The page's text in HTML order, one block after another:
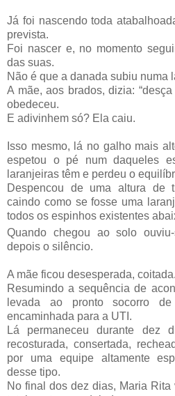
Já foi nascendo toda
prevista.
Foi nascer e, no momento
das suas.
Não é que a danada subiu numa
A mãe, aos brados, dizia:
obedeceu.
E adivinhem só? Ela caiu.
Isso mesmo, lá no galho mais
espetou o pé num daqueles
laranjeiras têm e perdeu o
Despencou de uma altura de
caindo como se fosse uma
todos os espinhos existentes
Quando chegou ao solo
depois o silêncio.
A mãe ficou desesperada,
Resumindo a sequência de
levada ao pronto socorro
encaminhada para a UTI.
Lá permaneceu durante dez
recosturada, consertada,
por uma equipe altamente
desse tipo.
No final dos dez dias, Maria